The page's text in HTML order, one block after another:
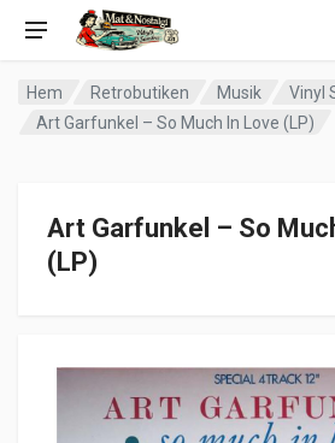
Hem Retrobutiken Musik
Vinyl
Art Garfunkel – So Much In Love (LP)
Art Garfunkel – So
(LP)